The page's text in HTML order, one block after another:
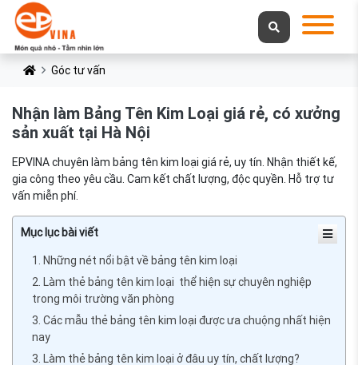
Góc tư vấn
Nhận làm Bảng Tên Kim Loại giá rẻ, có xưởng
sản xuất tại Hà Nội
EPVINA chuyên làm bảng tên kim loại giá rẻ, uy tín. Nhận thiết kế,
gia công theo yêu cầu. Cam kết chất lượng, độc quyền. Hỗ trợ tư
vấn miễn phí.
Mục lục bài viết
1. Những nét nổi bật về bảng tên kim loại
2. Làm thẻ bảng tên kim loại thể hiện sự chuyên nghiệp
trong môi trường văn phòng
3. Các mẫu thẻ bảng tên kim loại được ưa chuộng nhất hiện
nay
3. Làm thẻ bảng tên kim loại ở đâu uy tín, chất lượng?